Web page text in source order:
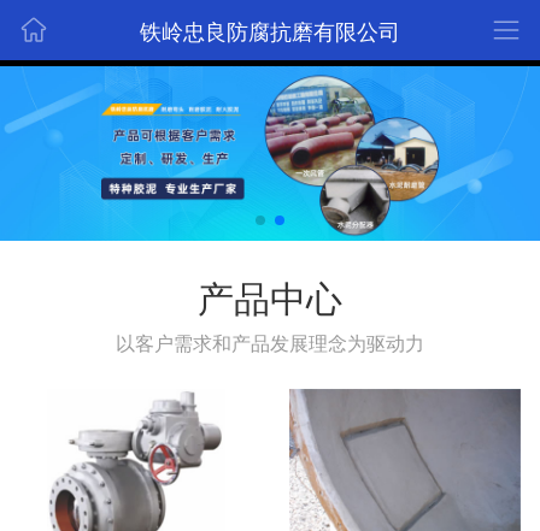
铁岭忠良防腐抗磨有限公司
产品中心
以客户需求和产品发展理念为驱动力